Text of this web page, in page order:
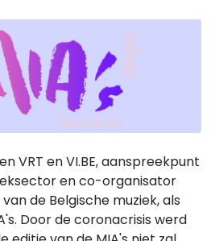
VRT en VI.BE, aanspreekpunt
en co-organisator
de Belgische muziek, als
Door de coronacrisis werd